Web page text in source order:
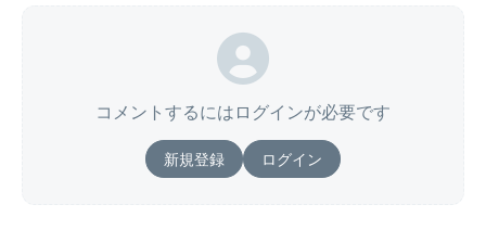
コメントするにはログインが必要です
新規登録 ログイン